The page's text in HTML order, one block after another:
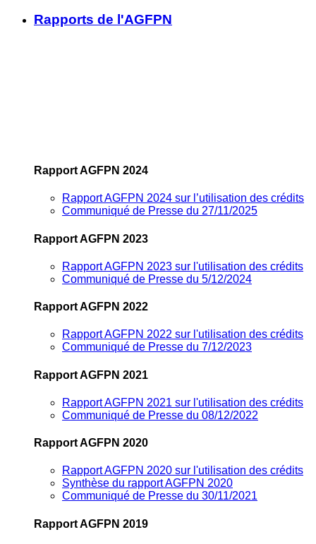
Rapports de l'AGFPN
Rapport AGFPN 2024
Rapport AGFPN 2024 sur l’utilisation des crédits
Communiqué de Presse du 27/11/2025
Rapport AGFPN 2023
Rapport AGFPN 2023 sur l'utilisation des crédits
Communiqué de Presse du 5/12/2024
Rapport AGFPN 2022
Rapport AGFPN 2022 sur l'utilisation des crédits
Communiqué de Presse du 7/12/2023
Rapport AGFPN 2021
Rapport AGFPN 2021 sur l'utilisation des crédits
Communiqué de Presse du 08/12/2022
Rapport AGFPN 2020
Rapport AGFPN 2020 sur l'utilisation des crédits
Synthèse du rapport AGFPN 2020
Communiqué de Presse du 30/11/2021
Rapport AGFPN 2019